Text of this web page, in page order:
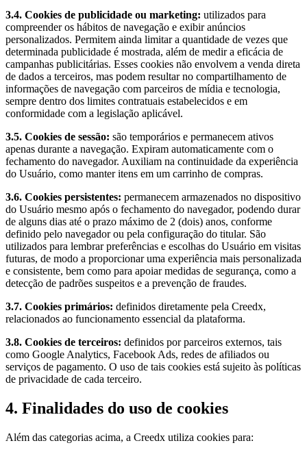
3.4. Cookies de publicidade ou marketing: utilizados para
compreender os hábitos de navegação e exibir anúncios
personalizados. Permitem ainda limitar a quantidade de vezes que
determinada publicidade é mostrada, além de medir a eficácia de
campanhas publicitárias. Esses cookies não envolvem a venda direta
de dados a terceiros, mas podem resultar no compartilhamento de
informações de navegação com parceiros de mídia e tecnologia,
sempre dentro dos limites contratuais estabelecidos e em
conformidade com a legislação aplicável.
3.5. Cookies de sessão: são temporários e permanecem ativos
apenas durante a navegação. Expiram automaticamente com o
fechamento do navegador. Auxiliam na continuidade da experiência
do Usuário, como manter itens em um carrinho de compras.
3.6. Cookies persistentes: permanecem armazenados no dispositivo
do Usuário mesmo após o fechamento do navegador, podendo durar
de alguns dias até o prazo máximo de 2 (dois) anos, conforme
definido pelo navegador ou pela configuração do titular. São
utilizados para lembrar preferências e escolhas do Usuário em visitas
futuras, de modo a proporcionar uma experiência mais personalizada
e consistente, bem como para apoiar medidas de segurança, como a
detecção de padrões suspeitos e a prevenção de fraudes.
3.7. Cookies primários: definidos diretamente pela Creedx,
relacionados ao funcionamento essencial da plataforma.
3.8. Cookies de terceiros: definidos por parceiros externos, tais
como Google Analytics, Facebook Ads, redes de afiliados ou
serviços de pagamento. O uso de tais cookies está sujeito às políticas
de privacidade de cada terceiro.
4. Finalidades do uso de cookies
Além das categorias acima, a Creedx utiliza cookies para: